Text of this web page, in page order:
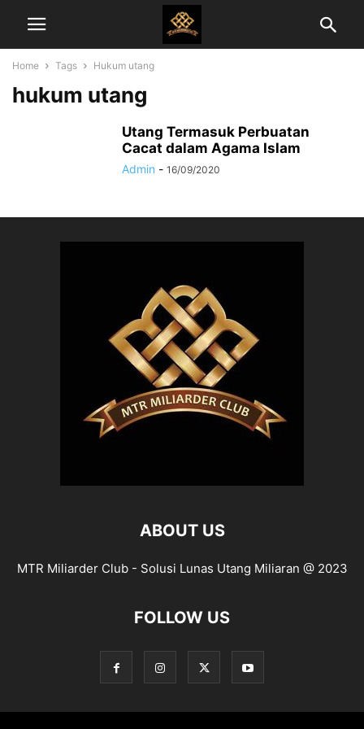
Home Tags Hukum utang
hukum utang
Utang Termasuk Perbuatan
Cacat dalam Agama Islam
Admin - 16/09/2020
ABOUT US
MTR Miliarder Club - Solusi Lunas Utang Miliaran @ 2023
FOLLOW US